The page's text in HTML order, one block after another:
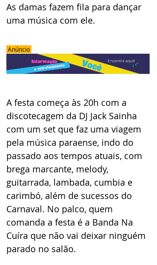
As damas fazem fila para dançar
uma música com ele.
Anúncio
A festa começa às 20h com a
discotecagem da DJ Jack Sainha
com um set que faz uma viagem
pela música paraense, indo do
passado aos tempos atuais, com
brega marcante, melody,
guitarrada, lambada, cumbia e
carimbó, além de sucessos do
Carnaval. No palco, quem
comanda a festa é a Banda Na
Cuíra que não vai deixar ninguém
parado no salão.